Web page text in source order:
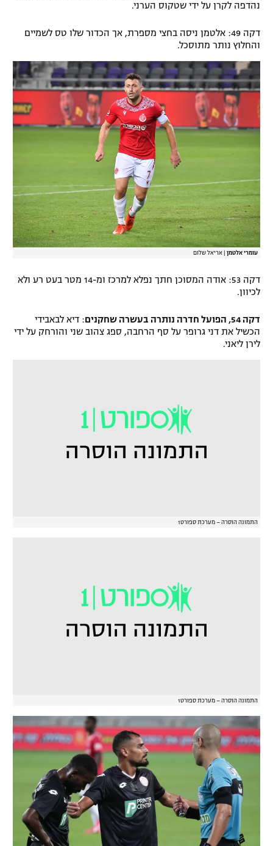
נהדפה לקרן על ידי שטקוס הערני.
דקה 49: אלטמן ניסה בחצי מספרת, אך הכדור שלו טס לשמיים
והחלוץ נותר מתוסכל.
עומרי אלטמן אריאל שלום
דקה 53: אודה המסוכן חתך נפלא למרכז ומ-14 מטר בעט רע ולא
לכיוון.
דקה 54, הפועל חדרה נותרה בעשרה שחקנים
: דיא לבאבידי
הכשיל את דני גרופר על סף הרחבה, ספג צהוב שני והורחק על ידי
לירן ליאני.
התמונה הוסרה – מערכת ספורט1
התמונה הוסרה – מערכת ספורט1